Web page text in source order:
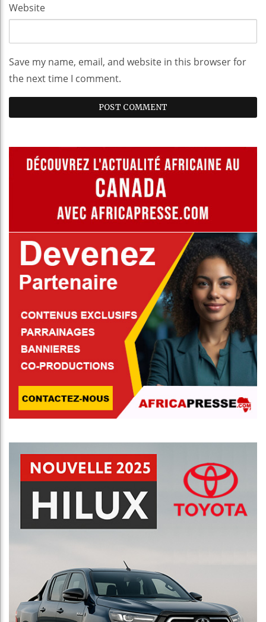
Website
Save my name, email, and website in this browser for
the next time I comment.